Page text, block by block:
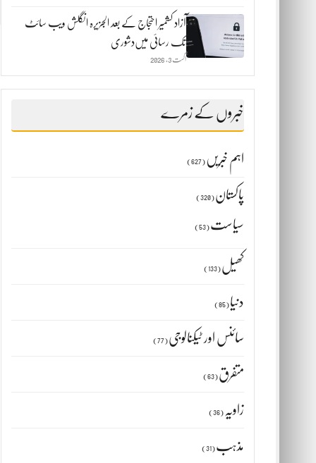
آزاد کشمیر احتجاج کے بعد الجزیرہ انگلش ویب سائٹ
تک رسائی میں‌دشوری
اگست 3, 2026
خبروں کے زمرے
اہم خبریں (627)
پاکستان (320)
سیاست (53)
کھیل (133)
دنیا (85)
سائنس اور ٹیکنالوجی (77)
متفرق (63)
زاویہ (36)
مذہب (31)